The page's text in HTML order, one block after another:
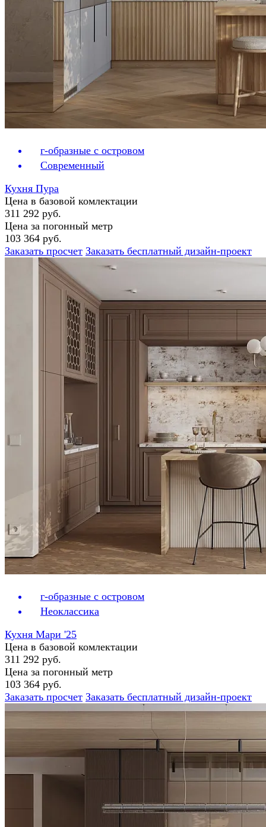
г-образные с островом
Современный
Кухня Пура
Цена в базовой комлектации
311 292 руб.
Цена за погонный метр
103 364 руб.
Заказать просчет Заказать бесплатный дизайн-проект
г-образные с островом
Неоклассика
Кухня Мари '25
Цена в базовой комлектации
311 292 руб.
Цена за погонный метр
103 364 руб.
Заказать просчет Заказать бесплатный дизайн-проект